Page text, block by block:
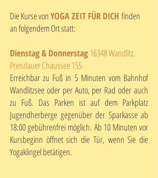
Die Kurse vonYOGA ZEIT FÜR DICH finden
an folgendem Ort statt:
Dienstag & Donnerstag 16348 Wandlitz,
Prenzlauer Chaussee 155
​Erreichbar zu Fuß in 5 Minuten vom Bahnhof
Wandlitzsee oder per Auto, per Rad oder auch
zu Fuß. Das Parken ist auf dem Parkplatz
Jugendherberge gegenüber der Sparkasse ab
18:00 gebührenfrei möglich. Ab 10 Minuten vor
Kursbeginn öffnet sich die Tür, wenn Sie die
Yogaklingel betätigen.